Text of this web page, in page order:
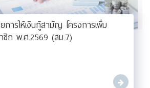
ารให้เงินกู้สามัญ โครงการเพิ่ม
ก พ.ศ.2569 (สม.7)